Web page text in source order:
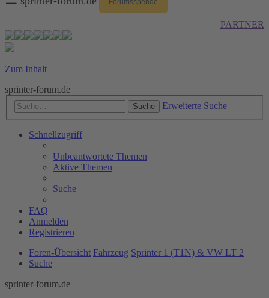
Forumsspende
PARTNER
Zum Inhalt
sprinter-forum.de
Suche Erweiterte Suche
Schnellzugriff
Unbeantwortete Themen
Aktive Themen
Suche
FAQ
Anmelden
Registrieren
Foren-Übersicht Fahrzeug Sprinter 1 (T1N) & VW LT 2
Suche
sprinter-forum.de